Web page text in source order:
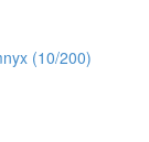
(10/200)